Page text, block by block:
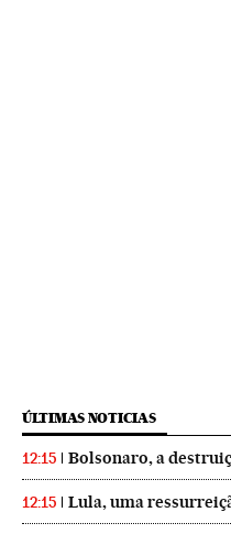
ÚLTIMAS NOTICIAS
12:15 Bolsonaro, a
12:15 Lula, uma